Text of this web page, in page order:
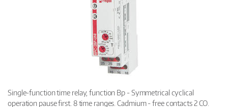
Single-function time relay, function Bp - Symmetrical cyclical
operation pause first. 8 time ranges. Cadmium - free contacts 2 CO.